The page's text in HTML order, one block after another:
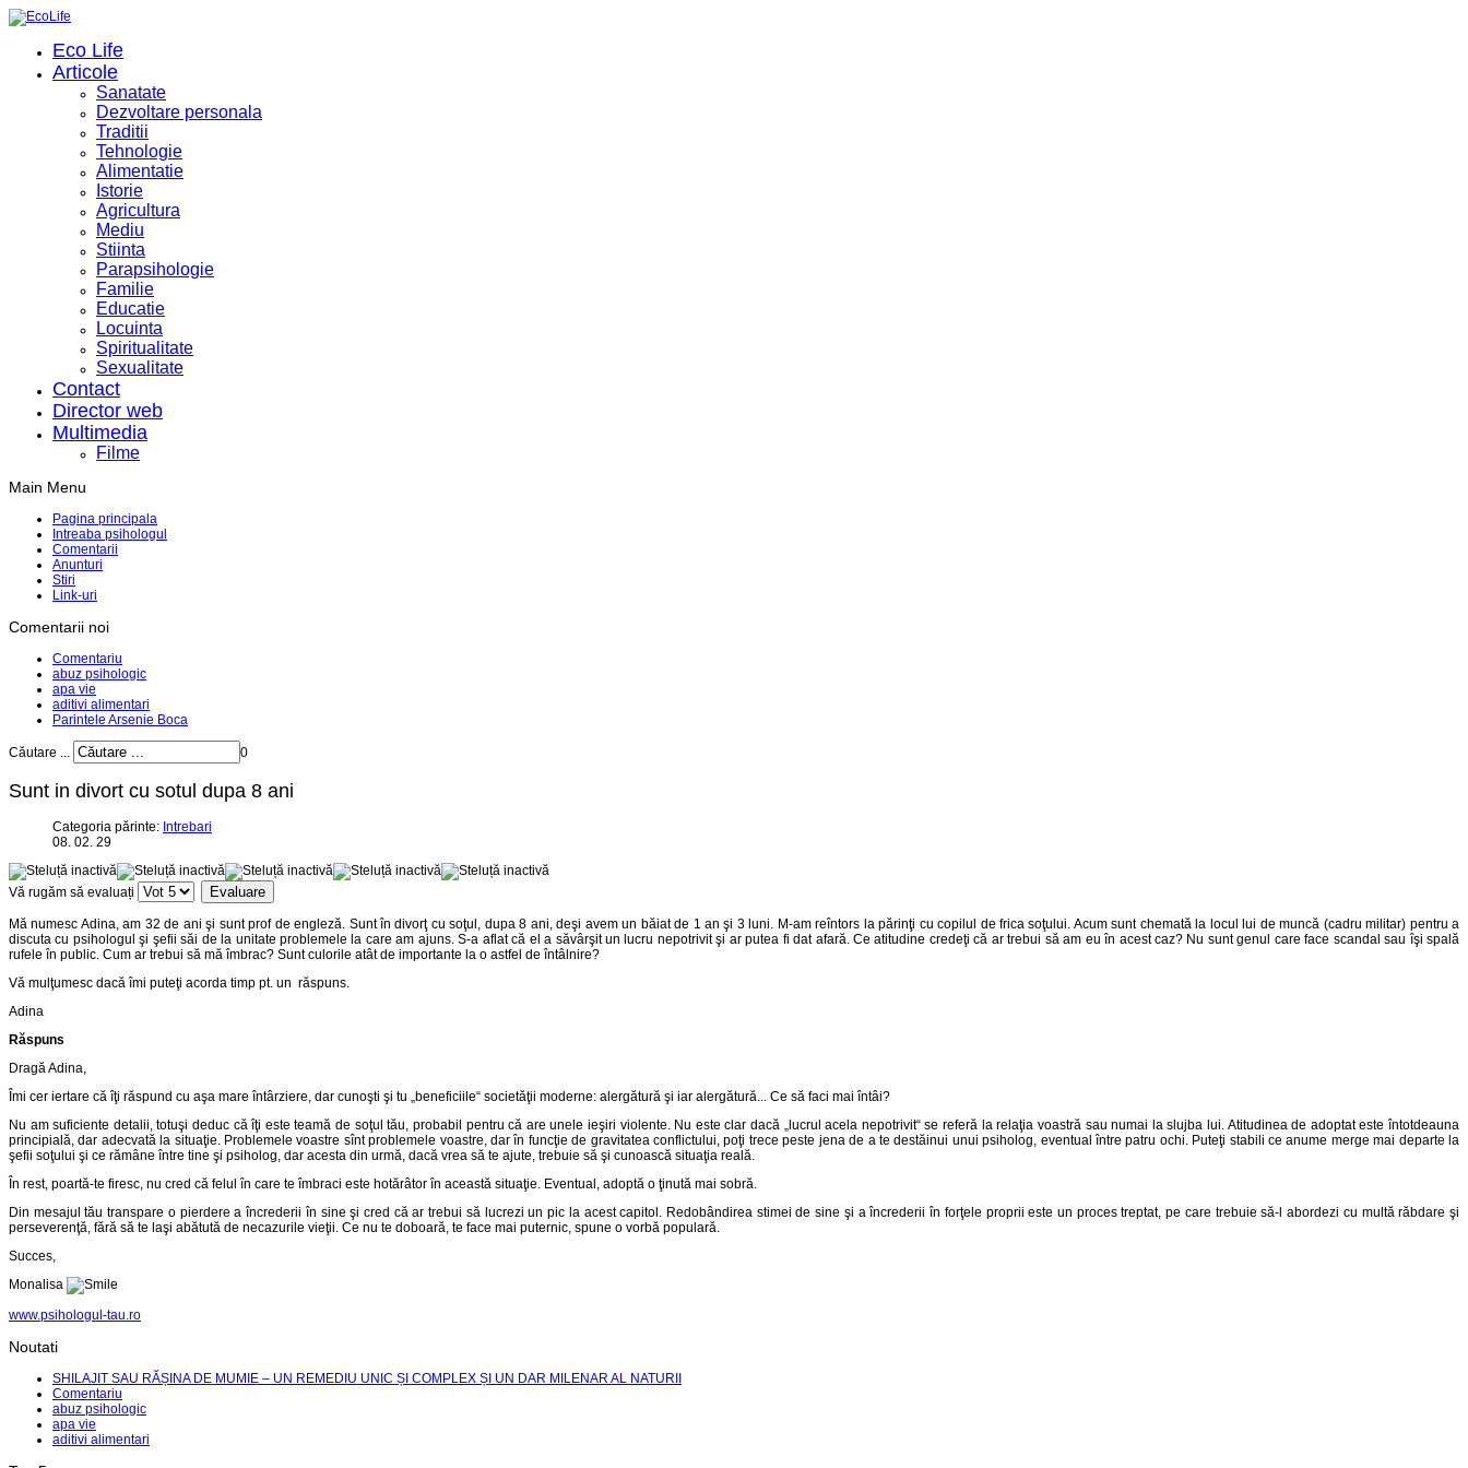
Eco Life
Articole
Sanatate
Dezvoltare personala
Traditii
Tehnologie
Alimentatie
Istorie
Agricultura
Mediu
Stiinta
Parapsihologie
Familie
Educatie
Locuinta
Spiritualitate
Sexualitate
Contact
Director web
Multimedia
Filme
Main Menu
Pagina principala
Intreaba psihologul
Comentarii
Anunturi
Stiri
Link-uri
Comentarii noi
Comentariu
abuz psihologic
apa vie
aditivi alimentari
Parintele Arsenie Boca
Căutare ... 0
Sunt in divort cu sotul dupa 8 ani
Categoria părinte: Intrebari
08. 02. 29
Vă rugăm să evaluați
Mă numesc Adina, am 32 de ani şi sunt prof de engleză. Sunt în divorţ cu soţul, dupa 8 ani, deşi avem un băiat de 1 an şi 3 luni. M-am reîntors la părinţi cu copilul de frica soţului. Acum sunt chemată la locul lui de muncă (cadru militar) pentru a
discuta cu psihologul şi şefii săi de la unitate problemele la care am ajuns. S-a aflat că el a săvârşit un lucru nepotrivit şi ar putea fi dat afară. Ce atitudine credeţi că ar trebui să am eu în acest caz? Nu sunt genul care face scandal sau îşi spală
rufele în public. Cum ar trebui să mă îmbrac? Sunt culorile atât de importante la o astfel de întâlnire?
Vă mulţumesc dacă îmi puteţi acorda timp pt. un răspuns.
Adina
Răspuns
Dragă Adina,
Îmi cer iertare că îţi răspund cu aşa mare întârziere, dar cunoşti şi tu „beneficiile“ societăţii moderne: alergătură şi iar alergătură... Ce să faci mai întâi?
Nu am suficiente detalii, totuşi deduc că îţi este teamă de soţul tău, probabil pentru că are unele ieşiri violente. Nu este clar dacă „lucrul acela nepotrivit“ se referă la relaţia voastră sau numai la slujba lui. Atitudinea de adoptat este întotdeauna
principială, dar adecvată la situaţie. Problemele voastre sînt problemele voastre, dar în funcţie de gravitatea conflictului, poţi trece peste jena de a te destăinui unui psiholog, eventual între patru ochi. Puteţi stabili ce anume merge mai departe la
şefii soţului şi ce rămâne între tine şi psiholog, dar acesta din urmă, dacă vrea să te ajute, trebuie să şi cunoască situaţia reală.
În rest, poartă-te firesc, nu cred că felul în care te îmbraci este hotărâtor în această situaţie. Eventual, adoptă o ţinută mai sobră.
Din mesajul tău transpare o pierdere a încrederii în sine şi cred că ar trebui să lucrezi un pic la acest capitol. Redobândirea stimei de sine şi a încrederii în forţele proprii este un proces treptat, pe care trebuie să-l abordezi cu multă răbdare şi
perseverenţă, fără să te laşi abătută de necazurile vieţii. Ce nu te doboară, te face mai puternic, spune o vorbă populară.
Succes,
Monalisa
www.psihologul-tau.ro
Noutati
SHILAJIT SAU RĂȘINA DE MUMIE – UN REMEDIU UNIC ȘI COMPLEX ȘI UN DAR MILENAR AL NATURII
Comentariu
abuz psihologic
apa vie
aditivi alimentari